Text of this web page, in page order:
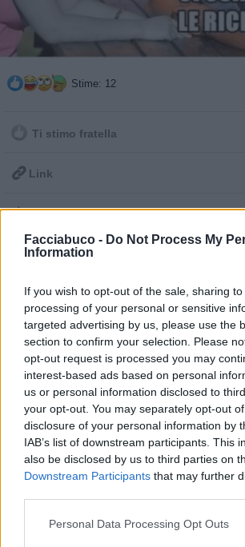
Facciabuco - Do Not Process My
Information
If you wish to opt-out of the sale, sharing
processing of your personal or sensitive
targeted advertising by us, please use the
section to confirm your selection. Please
opt-out request is processed you may
interest-based ads based on personal
us or personal information disclosed to
your opt-out. You may separately opt-out
disclosure of your personal information by
IAB’s list of downstream participants. This
also be disclosed by us to third parties on
Downstream Participants that may further
Personal Data Processing Opt Outs
Stime: 12
Ti stimo fratella
 Link

26 Agosto 2023 alle ore 18:03
·Ti stimo·Rispondi
Confuscio: